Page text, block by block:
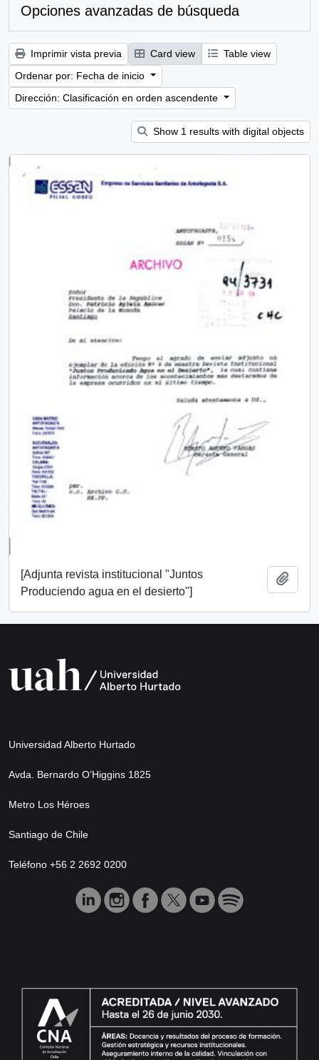
Opciones avanzadas de búsqueda
Imprimir vista previa Card view
Table view
Ordenar por: Fecha de inicio
Dirección: Clasificación en orden ascendente
Show 1 results with digital objects
[Adjunta revista institucional "Juntos
Produciendo agua en el desierto"]
Universidad Alberto Hurtado
Avda. Bernardo O’Higgins 1825
Metro Los Héroes
Santiago de Chile
Teléfono +56 2 2692 0200